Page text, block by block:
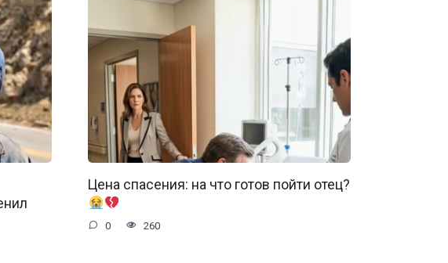
Цена спасения: на что готов пойти отец?
0 260